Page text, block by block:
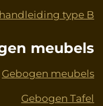
type B
meubels
Gebogen meubels
Gebogen Tafel